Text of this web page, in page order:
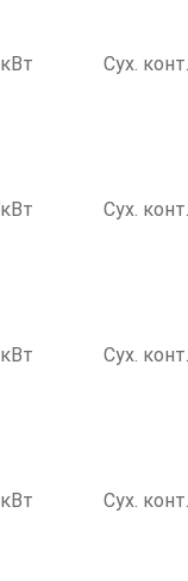
Сух.
Сух.
Сух.
Сух.